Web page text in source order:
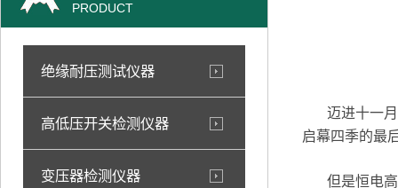
PRODUCT
绝缘耐压测试仪器
高低压开关检测仪器
变压器检测仪器
迈进十一月
启幕四季的最
但是恒电高